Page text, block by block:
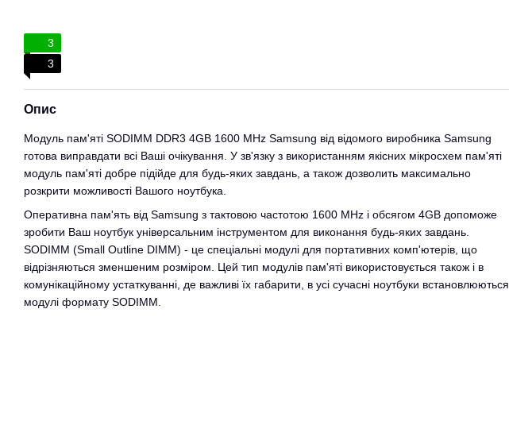
3
3
Опис
Модуль пам'яті SODIMM DDR3 4GB 1600 MHz Samsung від відомого виробника Samsung
готова виправдати всі Ваші очікування. У зв'язку з використанням якісних мікросхем пам'яті
модуль пам'яті добре підійде для будь-яких завдань, а також дозволить максимально
розкрити можливості Вашого ноутбука.
Оперативна пам'ять від Samsung з тактовою частотою 1600 MHz і обсягом 4GB допоможе
зробити Ваш ноутбук універсальним інструментом для виконання будь-яких завдань.
SODIMM (Small Outline DIMM) - це спеціальні модулі для портативних комп'ютерів, що
відрізняються зменшеним розміром. Цей тип модулів пам'яті використовується також і в
комунікаційному устаткуванні, де важливі їх габарити, в усі сучасні ноутбуки встановлюються
модулі формату SODIMM.